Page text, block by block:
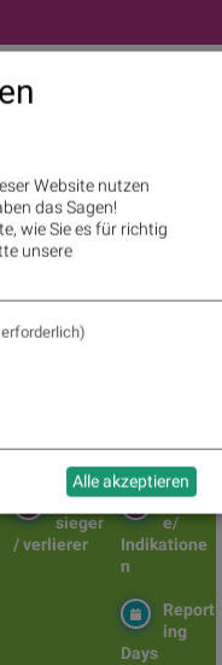
Bajaj Mobility
und Rajiv Bajaj mein Man
Märkt
e/
Indikatione
n
Tages
sieger
/ verlierer
Report
ing
Days
Website nutzen
das Sagen!
wie Sie es für richtig
unsere
Alle akzeptieren